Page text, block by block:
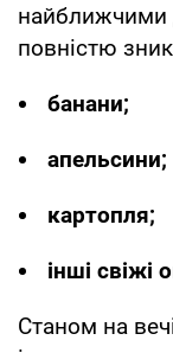
найближчими
повністю
банани;
апельсини;
картопля;
інші свіжі
Станом на